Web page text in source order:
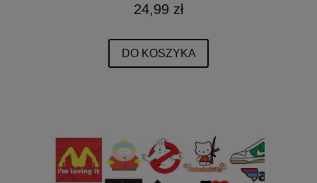
24,99 zł
DO KOSZYKA